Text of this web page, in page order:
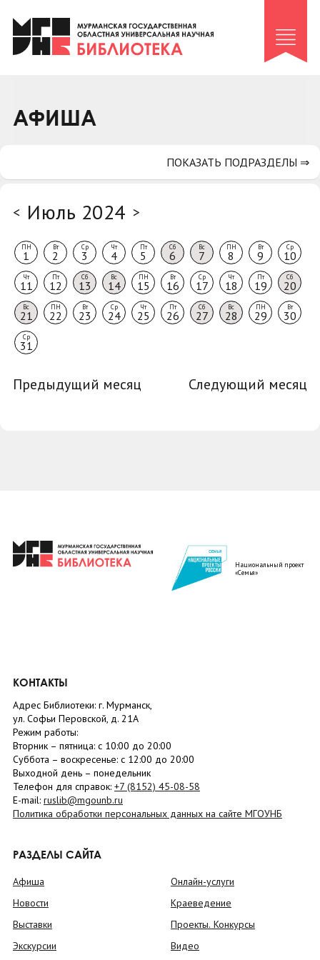
Клуб «Гиря и сельдерей»
Клуб «Семейный архив»
Коллегам
АФИША
< Июль 2024 >
ПН
1
Вт
2
Ср
3
Чт
4
Пт
5
Сб
6
Вс
7
ПН
8
Вт
9
Ср
10
Чт
11
Пт
12
Сб
13
Вс
14
ПН
15
Вт
16
Ср
17
Чт
18
Пт
19
Сб
20
Вс
21
ПН
22
Вт
23
Ср
24
Чт
25
Пт
26
Сб
27
Вс
28
ПН
29
Вт
30
Ср
31
Предыдущий месяц Следующий месяц
ПОКАЗАТЬ ПОДРАЗДЕЛЫ ⇒
Национальный проект
«Семья»
КОНТАКТЫ
Адрес Библиотеки: г. Мурманск,
ул. Софьи Перовской, д. 21А
Режим работы:
Вторник – пятница: с 10:00 до 20:00
Суббота – воскресенье: c 12:00 до 20:00
Выходной день – понедельник
Телефон для справок: +7 (8152) 45-08-58
E-mail: ruslib@mgounb.ru
Политика обработки персональных данных на сайте МГОУНБ
РАЗДЕЛЫ САЙТА
Афиша
Новости
Выставки
Экскурсии
Онлайн-услуги
Краеведение
Проекты. Конкурсы
Видео